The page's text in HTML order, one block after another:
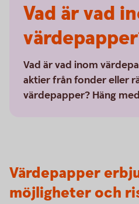
Vad är vad
Vad är vad inom
aktier från fonder eller
värdepapper? Häng
Värdepapper
möjligheter och